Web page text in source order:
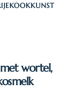
wortel,